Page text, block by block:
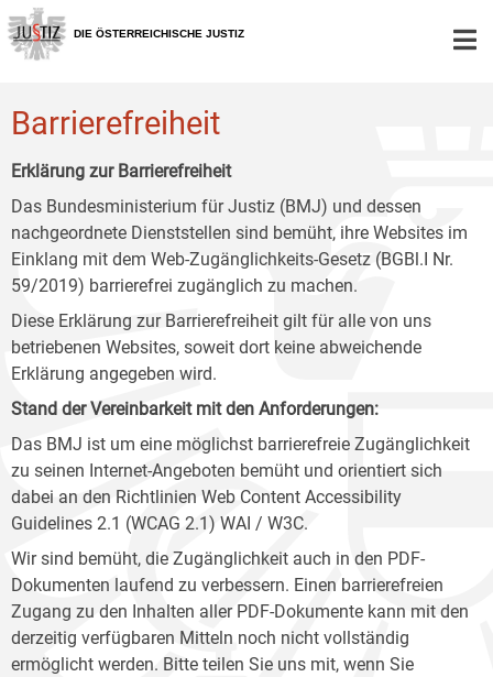
Zur
Hauptnavigation
[1]
Zum
Inhalt
[2]
Zum
Untermenü
[3]
DIE ÖSTERREICHISCHE JUSTIZ
Barrierefreiheit
Erklärung zur Barrierefreiheit
Das Bundesministerium für Justiz (BMJ) und dessen
nachgeordnete Dienststellen sind bemüht, ihre Websites im
Einklang mit dem Web-Zugänglichkeits-Gesetz (BGBl.I Nr.
59/2019) barrierefrei zugänglich zu machen.
Diese Erklärung zur Barrierefreiheit gilt für alle von uns
betriebenen Websites, soweit dort keine abweichende
Erklärung angegeben wird.
Stand der Vereinbarkeit mit den Anforderungen:
Das BMJ ist um eine möglichst barrierefreie Zugänglichkeit
zu seinen Internet-Angeboten bemüht und orientiert sich
dabei an den Richtlinien Web Content Accessibility
Guidelines 2.1 (WCAG 2.1) WAI / W3C.
Wir sind bemüht, die Zugänglichkeit auch in den PDF-
Dokumenten laufend zu verbessern. Einen barrierefreien
Zugang zu den Inhalten aller PDF-Dokumente kann mit den
derzeitig verfügbaren Mitteln noch nicht vollständig
ermöglicht werden. Bitte teilen Sie uns mit, wenn Sie